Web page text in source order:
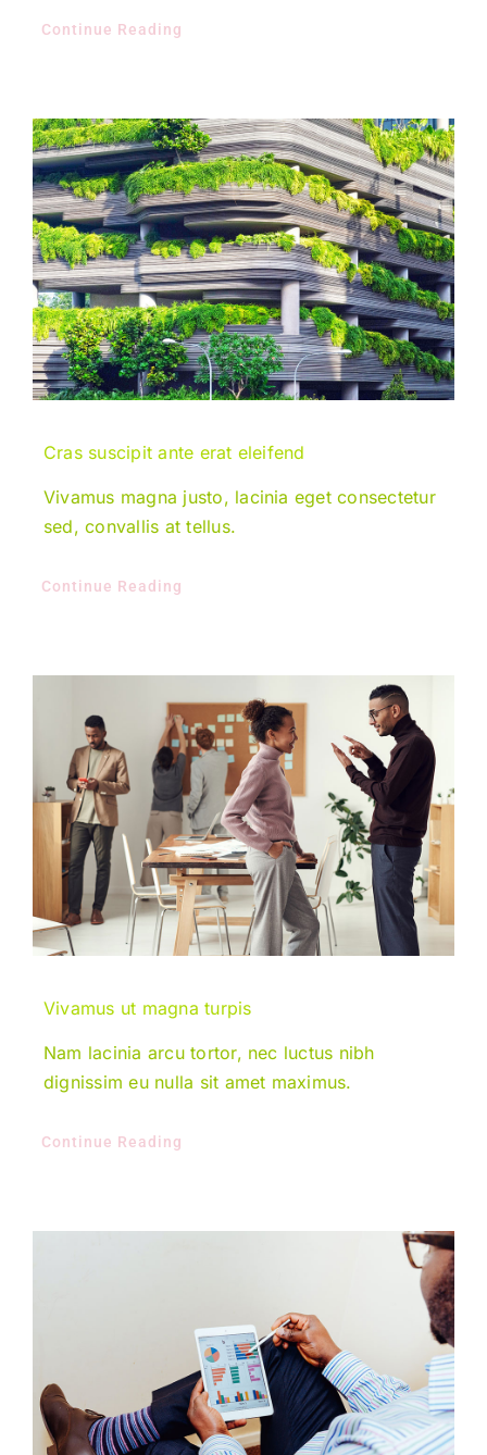
Continue Reading
Cras suscipit ante erat eleifend
Vivamus magna justo, lacinia eget consectetur
sed, convallis at tellus.
Continue Reading
Vivamus ut magna turpis
Nam lacinia arcu tortor, nec luctus nibh
dignissim eu nulla sit amet maximus.
Continue Reading